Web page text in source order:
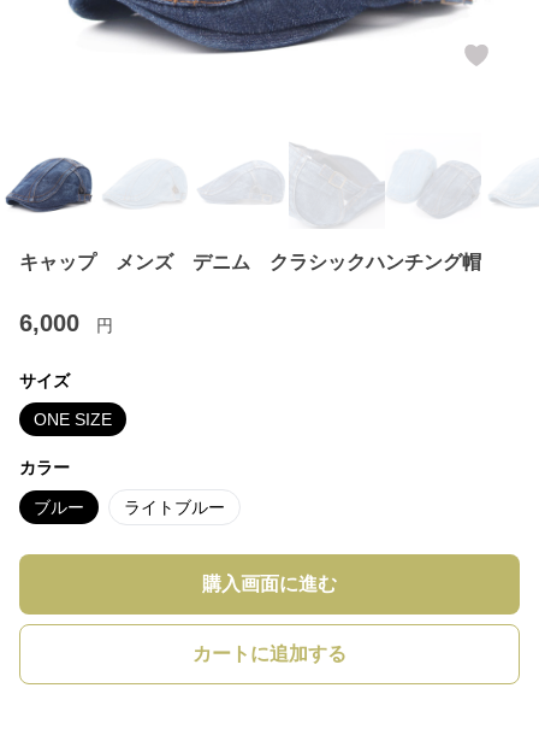
キャップ メンズ デニム クラシックハンチング帽
6,000 円
サイズ
ONE SIZE
カラー
ブルー ライトブルー
購入画面に進む
カートに追加する